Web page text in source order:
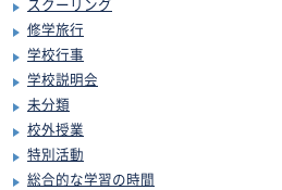
修学旅行
学校行事
学校説明会
未分類
校外授業
特別活動
総合的な学習の時間